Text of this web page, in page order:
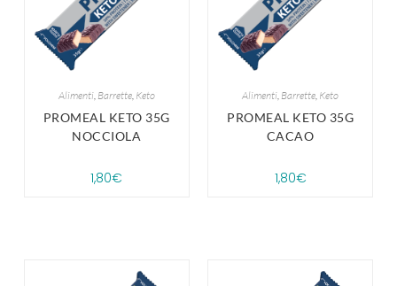
Alimenti, Barrette, Keto
PROMEAL KETO 35G
NOCCIOLA
1,80€
Alimenti, Barrette, Keto
PROMEAL KETO 35G
CACAO
1,80€